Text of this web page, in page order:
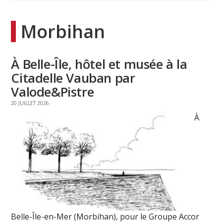
Morbihan
À Belle-Île, hôtel et musée à la
Citadelle Vauban par
Valode&Pistre
20 JUILLET 2026
À
Belle-Île-en-Mer (Morbihan), pour le Groupe Accor